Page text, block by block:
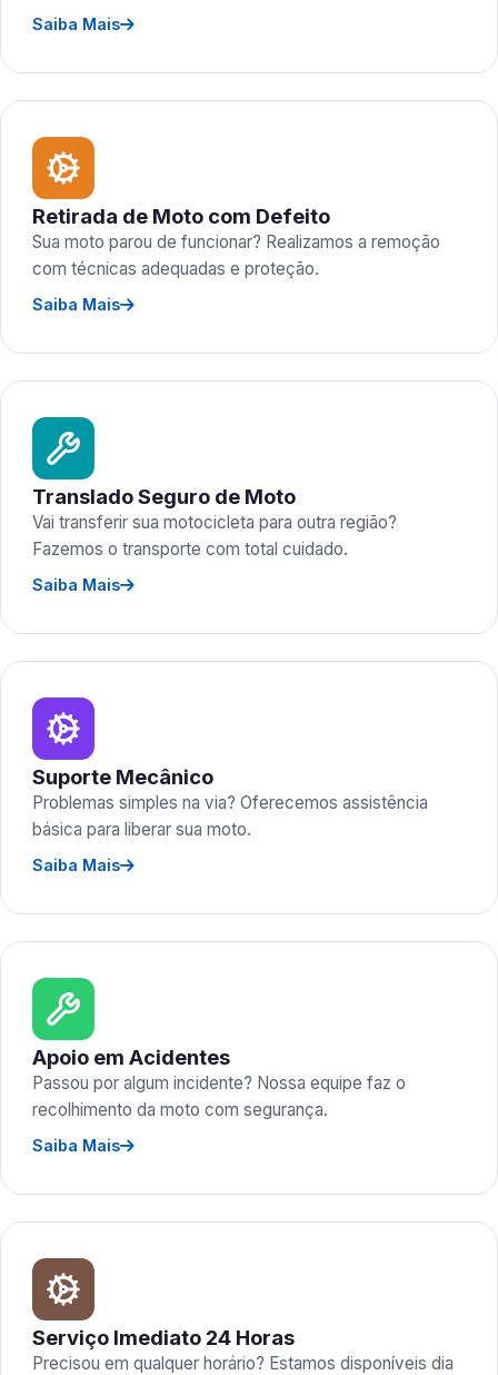
Saiba Mais
Retirada de Moto com Defeito
Sua moto parou de funcionar? Realizamos a remoção
com técnicas adequadas e proteção.
Saiba Mais
Translado Seguro de Moto
Vai transferir sua motocicleta para outra região?
Fazemos o transporte com total cuidado.
Saiba Mais
Suporte Mecânico
Problemas simples na via? Oferecemos assistência
básica para liberar sua moto.
Saiba Mais
Apoio em Acidentes
Passou por algum incidente? Nossa equipe faz o
recolhimento da moto com segurança.
Saiba Mais
Serviço Imediato 24 Horas
Precisou em qualquer horário? Estamos disponíveis dia